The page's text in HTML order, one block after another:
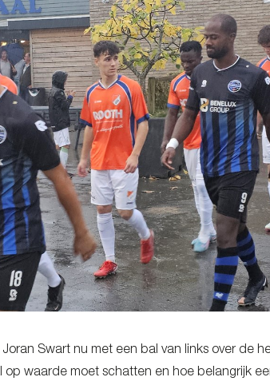
Swart nu met een bal van links over de
waarde moet schatten en hoe belangrijk